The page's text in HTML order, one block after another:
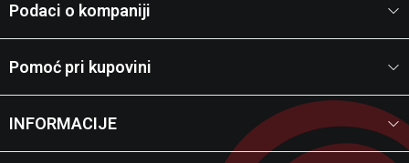
Podaci o kompaniji
Pomoć pri kupovini
INFORMACIJE